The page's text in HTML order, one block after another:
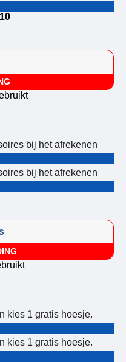
bij het afrekenen
bij het afrekenen
kies 1 gratis hoesje.
kies 1 gratis hoesje.